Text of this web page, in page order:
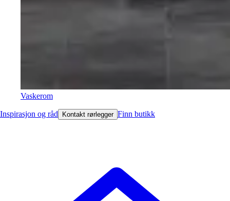
Vaskerom
Inspirasjon og råd Kontakt rørlegger Finn butikk